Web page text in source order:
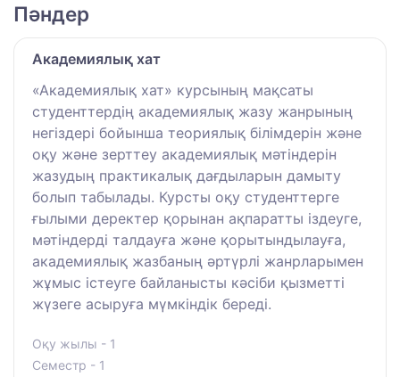
Пәндер
Академиялық хат
«Академиялық хат» курсының мақсаты
студенттердің академиялық жазу жанрының
негіздері бойынша теориялық білімдерін және
оқу және зерттеу академиялық мәтіндерін
жазудың практикалық дағдыларын дамыту
болып табылады. Курсты оқу студенттерге
ғылыми деректер қорынан ақпаратты іздеуге,
мәтіндерді талдауға және қорытындылауға,
академиялық жазбаның әртүрлі жанрларымен
жұмыс істеуге байланысты кәсіби қызметті
жүзеге асыруға мүмкіндік береді.
Оқу жылы - 1
Семестр - 1